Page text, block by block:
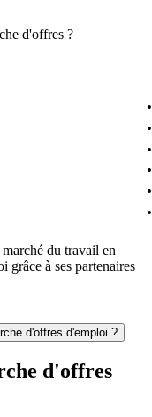
d'offres ?
du travail en
grâce à ses partenaires
d'offres d'emploi ?
d'offres